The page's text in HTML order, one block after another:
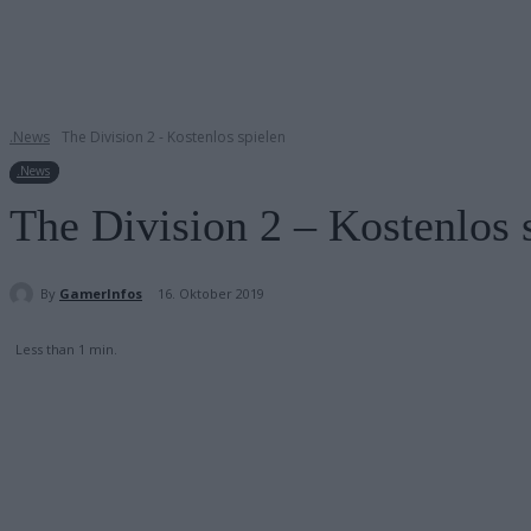
.News The Division 2 - Kostenlos spielen
.News
The Division 2 – Kostenlos
By GamerInfos 16. Oktober 2019
Less than 1 min.